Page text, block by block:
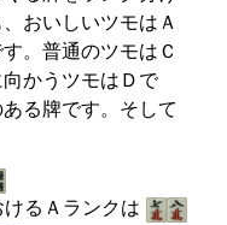
おいしいツモはＡ
。普通のツモはＣ
かうツモはＤで
る牌です。そして
るＡランクは